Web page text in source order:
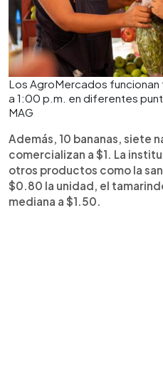
Los AgroMercados
a 1:00 p.m. en diferentes
MAG
Además, 10 bananas, siete
comercializan a $1. La
otros productos como la
$0.80 la unidad, el
mediana a $1.50.